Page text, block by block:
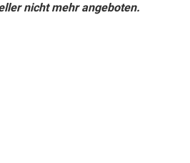
nicht mehr angeboten.